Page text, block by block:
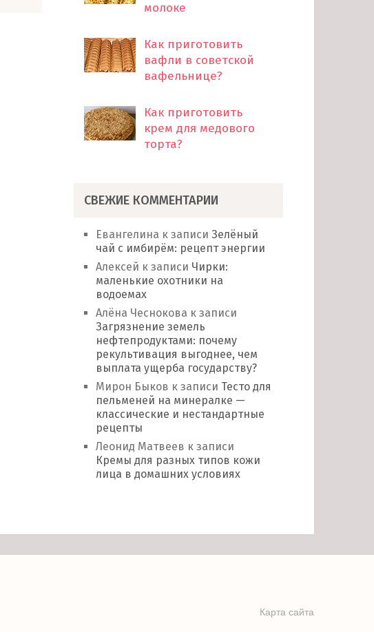
молоке
Как приготовить
вафли в советской
вафельнице?
Как приготовить
крем для медового
торта?
СВЕЖИЕ КОММЕНТАРИИ
Евангелина к записиЗелёный
чай с имбирём: рецепт энергии
Алексей к записи Чирки:
маленькие охотники на
водоемах
Алёна Чеснокова к записи
Загрязнение земель
нефтепродуктами: почему
рекультивация выгоднее, чем
выплата ущерба государству?
Мирон Быков к записи Тесто для
пельменей на минералке —
классические и нестандартные
рецепты
Леонид Матвеев к записи
Кремы для разных типов кожи
лица в домашних условиях
Карта сайта